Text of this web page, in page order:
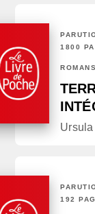
1800
ROMANS
192